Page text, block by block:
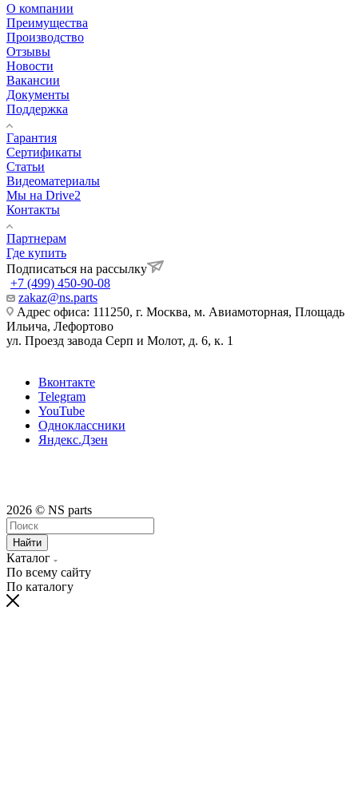
О компании
Преимущества
Производство
Отзывы
Новости
Вакансии
Документы
Поддержка
Гарантия
Сертификаты
Статьи
Видеоматериалы
Мы на Drive2
Контакты
Партнерам
Где купить
Подписаться на рассылку
+7 (499) 450-90-08
zakaz@ns.parts
Адрес офиса: 111250, г. Москва, м. Авиамоторная, Площадь
Ильича, Лефортово
ул. Проезд завода Серп и Молот, д. 6, к. 1
Вконтакте
Telegram
YouTube
Одноклассники
Яндекс.Дзен
2026 © NS parts
Найти
Каталог
По всему сайту
По каталогу